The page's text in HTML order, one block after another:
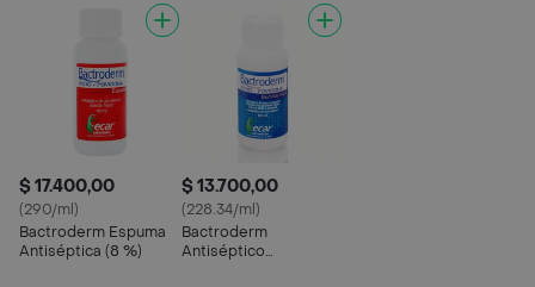
$ 17.400,00
(290/ml)
Bactroderm Espuma
Antiséptica (8 %)
$ 13.700,00
(228.34/ml)
Bactroderm
Antiséptico